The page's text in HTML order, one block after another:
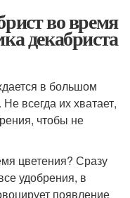
во время
декабриста
в большом
всегда их хватает,
чтобы не
цветения? Сразу
удобрения, в
появление